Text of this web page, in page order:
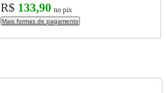
R$ 133,90 no pix
Mais formas de pagamento